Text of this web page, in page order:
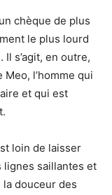
chèque de plus
le plus lourd
s’agit, en outre,
l’homme qui
et qui est
loin de laisser
lignes saillantes et
la douceur des